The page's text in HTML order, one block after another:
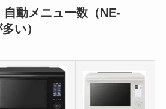
動メニュー数（NE-
い）